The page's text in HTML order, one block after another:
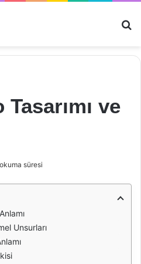
ve
süresi
Unsurları